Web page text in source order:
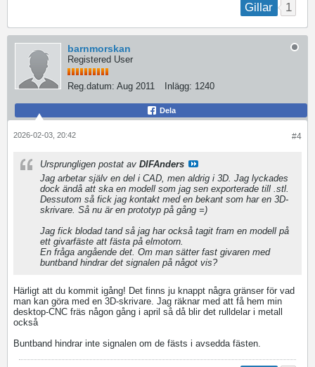
Gillar 1
barnmorskan
Registered User
Reg.datum: Aug 2011 Inlägg: 1240
Dela
#4
2026-02-03, 20:42
Ursprungligen postat av DIFAnders
Jag arbetar själv en del i CAD, men aldrig i 3D. Jag lyckades
dock ändå att ska en modell som jag sen exporterade till .stl.
Dessutom så fick jag kontakt med en bekant som har en 3D-
skrivare. Så nu är en prototyp på gång =)
Jag fick blodad tand så jag har också tagit fram en modell på
ett givarfäste att fästa på elmotorn.
En fråga angående det. Om man sätter fast givaren med
buntband hindrar det signalen på något vis?
Härligt att du kommit igång! Det finns ju knappt några gränser för vad
man kan göra med en 3D-skrivare. Jag räknar med att få hem min
desktop-CNC fräs någon gång i april så då blir det rulldelar i metall
också
Buntband hindrar inte signalen om de fästs i avsedda fästen.